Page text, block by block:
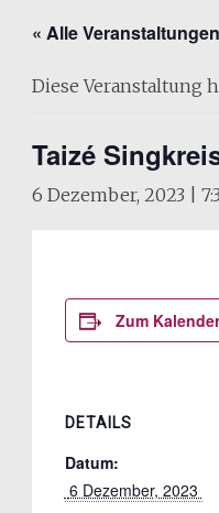
« Alle Veranstaltungen
Diese Veranstaltung
Taizé
6 Dezember, 2023 |
Zum
DETAILS
Datum:
6 Dezember, 2023